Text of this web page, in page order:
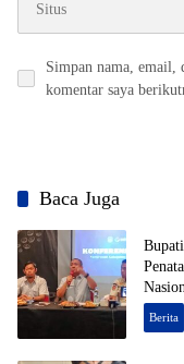
Simpan nama, email,
komentar saya
Baca Juga
Berita